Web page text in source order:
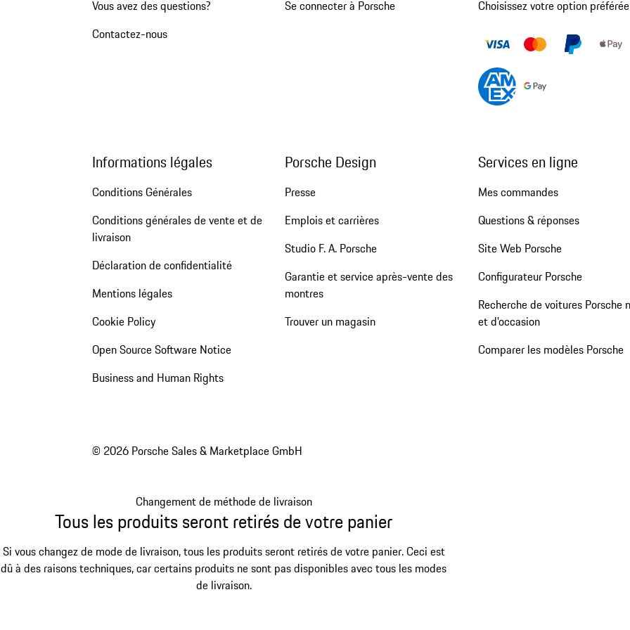
Vous avez des questions?
Contactez-nous
Se connecter à Porsche Choisissez votre option préférée
Informations légales
Conditions Générales
Conditions générales de vente et de
livraison
Déclaration de confidentialité
Mentions légales
Cookie Policy
Open Source Software Notice
Business and Human Rights
Porsche Design
Presse
Emplois et carrières
Studio F. A. Porsche
Garantie et service après-vente des
montres
Trouver un magasin
Services en ligne
Mes commandes
Questions & réponses
Site Web Porsche
Configurateur Porsche
Recherche de voitures Porsche
et d'occasion
Comparer les modèles Porsche
© 2026 Porsche Sales & Marketplace GmbH
Changement de méthode de livraison
Tous les produits seront retirés de votre panier
Si vous changez de mode de livraison, tous les produits seront retirés de votre panier. Ceci est
dû à des raisons techniques, car certains produits ne sont pas disponibles avec tous les modes
de livraison.